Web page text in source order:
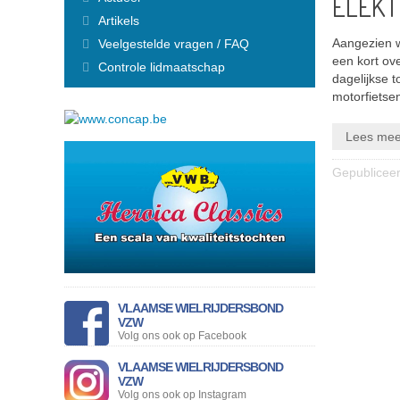
Vorige Miss Flandriennes
VWB Nieuws
Veelgestelde vragen / FAQ
Nieuw lidmaatschap
Fietsplan voor bedrijven
Wachtwoord vergeten
Hulp bij foutmeldingen
Ledenvoordelen
Info attest ziekenfonds
Magazine
Online magazine lezen
Magazine archief
Lidmaatschap voor heel het gezin
Artikels
Veelgestelde vragen / FAQ
Controle lidmaatschap
VLAAMSE WIELRIJDERSBOND
VZW
Volg ons ook op Facebook
VLAAMSE WIELRIJDERSBOND
VZW
Volg ons ook op Instagram
Aangezien
een kort
dagelijkse
Lees